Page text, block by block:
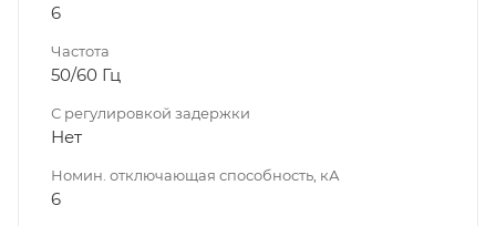
6
Частота
50/60 Гц
С регулировкой задержки
Нет
Номин. отключающая способность, кА
6